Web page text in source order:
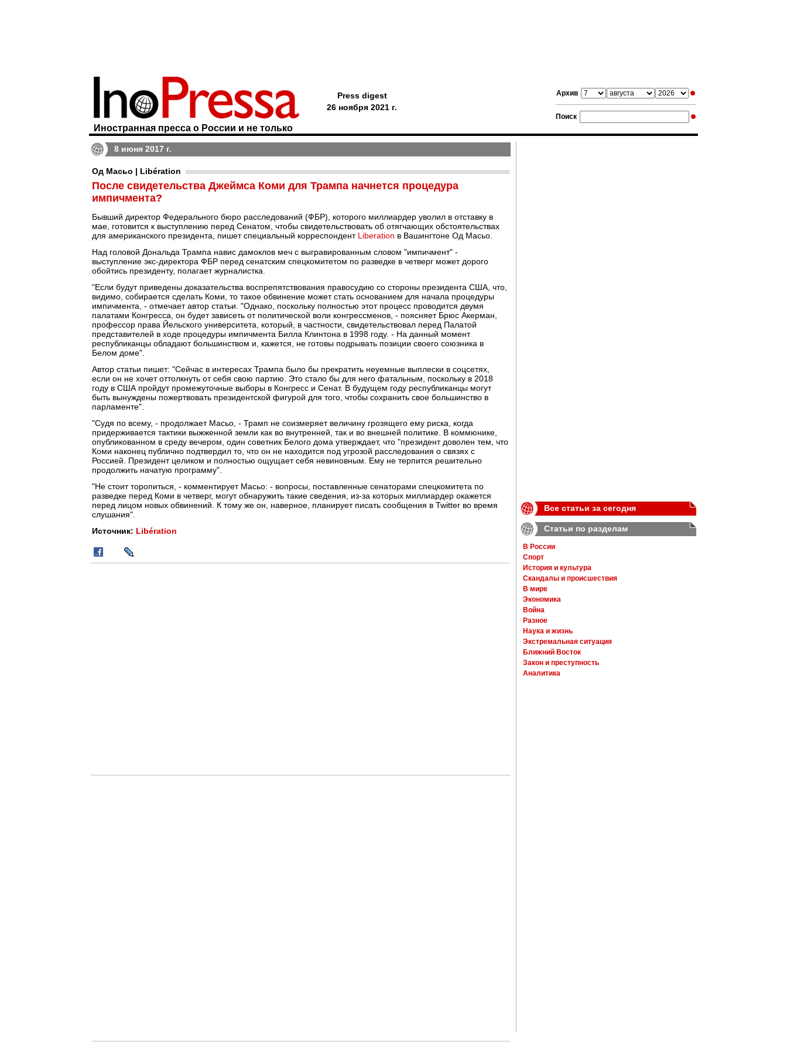
Архив
Поиск
Иностранная пресса о России и не только
Press digest
26 ноября 2021 г.
8 июня 2017 г.
Од Масьо | Libération
После свидетельства Джеймса Коми для Трампа начнется процедура
импичмента?
Бывший директор Федерального бюро расследований (ФБР), которого миллиардер уволил в отставку в
мае, готовится к выступлению перед Сенатом, чтобы свидетельствовать об отягчающих обстоятельствах
для американского президента, пишет специальный корреспондент Liberation в Вашингтоне Од Масьо.
Над головой Дональда Трампа навис дамоклов меч с выгравированным словом "импичмент" -
выступление экс-директора ФБР перед сенатским спецкомитетом по разведке в четверг может дорого
обойтись президенту, полагает журналистка.
"Если будут приведены доказательства воспрепятствования правосудию со стороны президента США, что,
видимо, собирается сделать Коми, то такое обвинение может стать основанием для начала процедуры
импичмента, - отмечает автор статьи. "Однако, поскольку полностью этот процесс проводится двумя
палатами Конгресса, он будет зависеть от политической воли конгрессменов, - поясняет Брюс Акерман,
профессор права Йельского университета, который, в частности, свидетельствовал перед Палатой
представителей в ходе процедуры импичмента Билла Клинтона в 1998 году. - На данный момент
республиканцы обладают большинством и, кажется, не готовы подрывать позиции своего союзника в
Белом доме".
Автор статьи пишет: "Сейчас в интересах Трампа было бы прекратить неуемные выплески в соцсетях,
если он не хочет оттолкнуть от себя свою партию. Это стало бы для него фатальным, поскольку в 2018
году в США пройдут промежуточные выборы в Конгресс и Сенат. В будущем году республиканцы могут
быть вынуждены пожертвовать президентской фигурой для того, чтобы сохранить свое большинство в
парламенте".
"Судя по всему, - продолжает Масьо, - Трамп не соизмеряет величину грозящего ему риска, когда
придерживается тактики выжженной земли как во внутренней, так и во внешней политике. В коммюнике,
опубликованном в среду вечером, один советник Белого дома утверждает, что "президент доволен тем, что
Коми наконец публично подтвердил то, что он не находится под угрозой расследования о связях с
Россией. Президент целиком и полностью ощущает себя невиновным. Ему не терпится решительно
продолжить начатую программу".
"Не стоит торопиться, - комментирует Масьо: - вопросы, поставленные сенаторами спецкомитета по
разведке перед Коми в четверг, могут обнаружить такие сведения, из-за которых миллиардер окажется
перед лицом новых обвинений. К тому же он, наверное, планирует писать сообщения в Twitter во время
слушания".
Источник: Libération
Все статьи за сегодня
Статьи по разделам
В России
Спорт
История и культура
Скандалы и происшествия
В мире
Экономика
Война
Разное
Наука и жизнь
Экстремальная ситуация
Ближний Восток
Закон и преступность
Аналитика